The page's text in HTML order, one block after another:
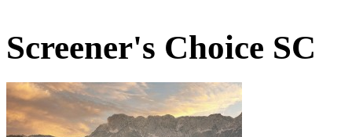
Screener's Choice SC